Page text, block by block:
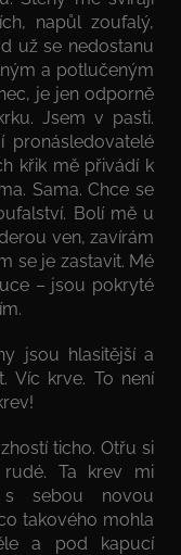
napůl zoufalý,
už se nedostanu
a potlučeným
je jen odporně
Jsem v pasti.
pronásledovatelé
křik mě přivádí k
Sama. Chce se
Bolí mě u
ven, zavírám
se je zastavit. Mé
– jsou pokryté
jsou hlasitější a
Víc krve. To není
ticho. Otřu si
Ta krev mi
s sebou novou
takového mohla
a pod kapucí